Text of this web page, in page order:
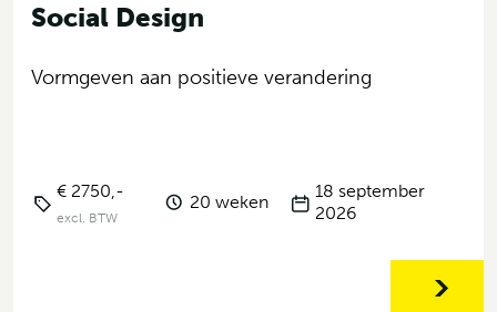
Social Design
Vormgeven aan positieve verandering
€ 2750,-
excl. BTW
20 weken
18 september
2026